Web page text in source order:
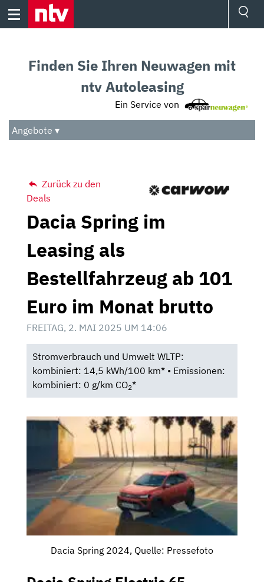
Skip
Audio
Das Beste
Finden Sie Ihren Neuwagen mit
ntv Autoleasing
Ein Service von
Angebote ▾
Zurück zu den
Deals
Dacia Spring im
Leasing als
Bestellfahrzeug ab 101
Euro im Monat brutto
FREITAG, 2. MAI 2025 UM 14:06
Stromverbrauch und Umwelt WLTP:
kombiniert: 14,5 kWh/100 km* • Emissionen:
kombiniert: 0 g/km CO2*
Dacia Spring 2024, Quelle: Pressefoto